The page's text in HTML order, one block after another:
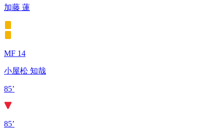
加藤 蓮
MF 14
小屋松 知哉
85’
85’